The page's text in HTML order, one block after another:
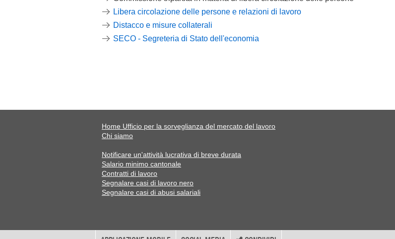
Libera circolazione delle persone e relazioni di lavoro
Distacco e misure collaterali
SECO - Segreteria di Stato dell'economia
Home Ufficio per la sorveglianza del mercato del lavoro
Chi siamo
Notificare un'attività lucrativa di breve durata
Salario minimo cantonale
Contratti di lavoro
Segnalare casi di lavoro nero
Segnalare casi di abusi salariali